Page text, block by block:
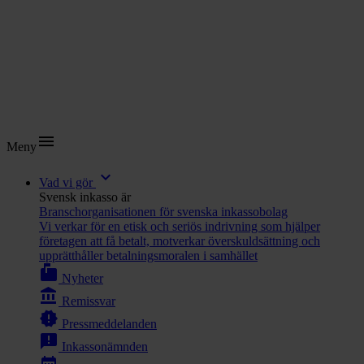
Menymenu
Vad vi gör expand_more
Svensk inkasso är
Branschorganisationen för svenska inkassobolag
Vi verkar för en etisk och seriös indrivning som hjälper
företagen att få betalt, motverkar överskuldsättning och
upprätthåller betalningsmoralen i samhället
markunread_mailbox Nyheter
account_balance Remissvar
new_releases Pressmeddelanden
announcement Inkassonämnden